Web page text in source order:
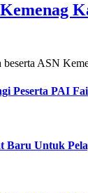
beserta ASN
Peserta PAI
Baru Untuk